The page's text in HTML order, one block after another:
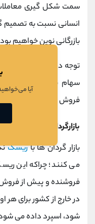
سمت شکل گیری معاملات
انسانی نسبت به تصمیم
بازرگانی نوین خواهیم
توجه داشته باشید که در
سهام بسیاری از
فروش در
تابلو معاملاتی
بازارگردان ها چگونه
بازار گردان ها باریسک
می کنند؛ چراکه این
فروشنده و پیش از فروش
در خارج از کشور برای هر
شود، اسپرد داده می
آیا